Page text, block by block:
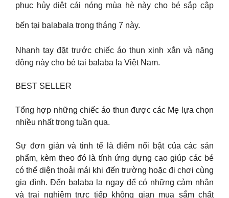
phục hủy diệt cái nóng mùa hè này cho bé sắp cập
bến tại balabala trong tháng 7 này.
Nhanh tay đặt trước chiếc áo thun xinh xắn và năng
động này cho bé tại balaba la Việt Nam.
BEST SELLER
Tổng hợp những chiếc áo thun được các Mẹ lựa chọn
nhiều nhất trong tuần qua.
Sự đơn giản và tinh tế là điểm nổi bật của các sản
phẩm, kèm theo đó là tính ứng dựng cao giúp các bé
có thể diện thoải mái khi đến trường hoặc đi chơi cùng
gia đình. Đến balaba la ngay để có những cảm nhận
và trai nghiệm trực tiếp không gian mua sắm chất